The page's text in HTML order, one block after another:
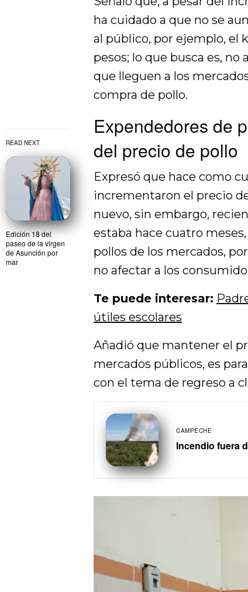
READ NEXT
Edición 18 del
paseo de la virgen
de Asunción por
mar
ha cuidado a que no se
al público, por ejemplo, el
pesos; lo que busca es,
que lleguen a los
compra de pollo.
Expendedores de
del precio de pollo
Expresó que hace como
incrementaron el precio
nuevo, sin embargo,
estaba hace cuatro
pollos de los mercados,
no afectar a los
Te puede interesar:
útiles escolares
Añadió que mantener el
mercados públicos, es
con el tema de regreso a
CAMPECHE
Incendio fuera